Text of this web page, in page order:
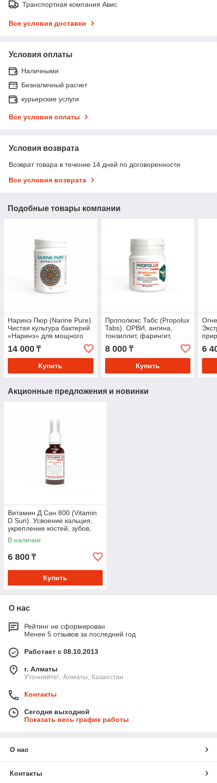
Транспортная компания Авис
Все условия доставки
Условия оплаты
Наличными
Безналичный расчет
курьерские услуги
Все условия оплаты
Условия возврата
Возврат товара в течение 14 дней по договоренности
Все условия возврата
Подобные товары компании
Наринэ Пюр (Narine Pure).
Чистая культура бактерий
«Наринэ» для мощного
иммунитета и
восстановления
микрофлоры
14 000 ₸
Купить
Прополюкс Табс (Propolux
Tabs). ОРВИ, ангина,
тонзиллит, фарингит,
синусит, ринит, отит,
стоматит, пародонтоз
8 000₸
Купить
6
Акционные предложения и новинки
Витамин Д Сан 800 (Vitamin
D Sun). Усвоение кальция,
укрепление костей, зубов,
поддержка иммунной,
нервной систем
В наличии
6 800 ₸
Купить
О нас
Рейтинг не сформирован
Менее 5 отзывов за последний год
Работает с 08.10.2013
г. Алматы
Уточняйте!, Алматы, Казахстан
Контакты
Сегодня выходной
Показать весь график работы
О нас
Контакты